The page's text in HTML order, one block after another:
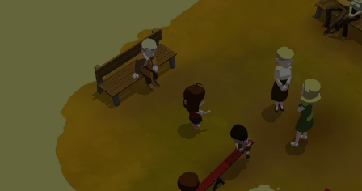
el terreno, que recogemos para desbloquear galerías de arte.Inked
es un juego premium de 3,99 $ sin anuncios ni iAP. A pesar de su
brevedad, ofrece una gran experiencia de resolución de puzles a
los aficionados a los juegos de apuntar y hacer clic de alta calidad